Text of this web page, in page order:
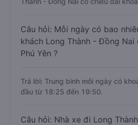
Câu hỏi: Mỗi ngày có bao
khách Long Thành - Đồng Nai
Phú Yên ?
Trả lời: Trung bình mỗi ngày có
đầu từ 18:25 đến 19:50.
Câu hỏi: Nhà xe đi Long